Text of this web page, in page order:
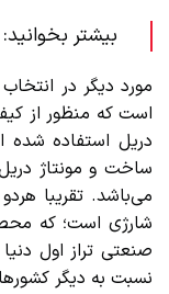
بیشتر بخوانید:
مورد دیگر در
است که منظور از
دریل استفاده شده
ساخت و مونتاژ
می‌باشد. تقریبا
شارژی است؛ که
صنعتی تراز اول
نسبت به دیگر